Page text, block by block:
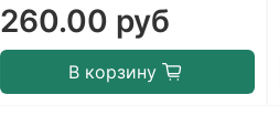
260.00 руб
В корзину